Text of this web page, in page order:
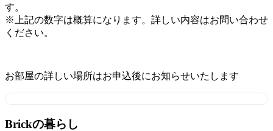
す。
※上記の数字は概算になります。詳しい内容はお問い合わせ
ください。
お部屋の詳しい場所はお申込後にお知らせいたします
Brickの暮らし